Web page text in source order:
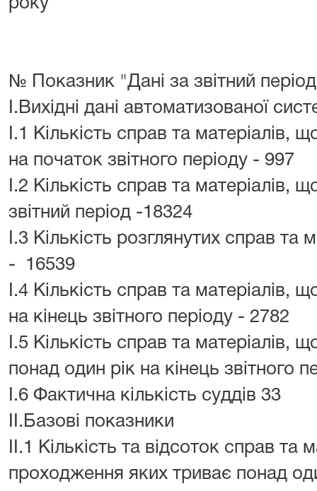
року
№ Показник "Дані за звітний
I.Вихідні дані автоматизованої
I.1 Кількість справ та матеріалів,
на початок звітного періоду - 997
I.2 Кількість справ та матеріалів,
звітний період -18324
I.3 Кількість розглянутих справ та
- 16539
I.4 Кількість справ та матеріалів,
на кінець звітного періоду - 2782
I.5 Кількість справ та матеріалів,
понад один рік на кінець звітного
I.6 Фактична кількість суддів 33
II.Базові показники
II.1 Кількість та відсоток справ та
проходження яких триває понад